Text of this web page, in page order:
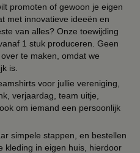
promoten of gewoon je eigen
met innovatieve ideeën en
van alles? Onze toewijding
1 stuk produceren. Geen
te maken, omdat we
is.
voor jullie vereniging,
verjaardag, team uitje,
om iemand een persoonlijk
simpele stappen, en bestellen
kleding in eigen huis, hierdoor